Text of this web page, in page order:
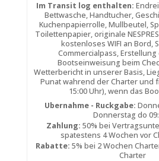
Im Transit log enthalten:
Bettwasche, Handtucher,
Kuchenpapierrolle, Mullbeutel,
Toilettenpapier, originale
kostenloses WIFI an Bord,
Commercialpass,
Bootseinweisung beim
Wetterbericht in unserer Basis,
Punat wahrend der Charter und
15:00 Uhr), wenn das
Ubernahme - Ruckgabe:
Donnerstag do
Zahlung: 50% bei
spatestens 4 Wochen vor
Rabatte: 5% bei 2 Wochen
Charter